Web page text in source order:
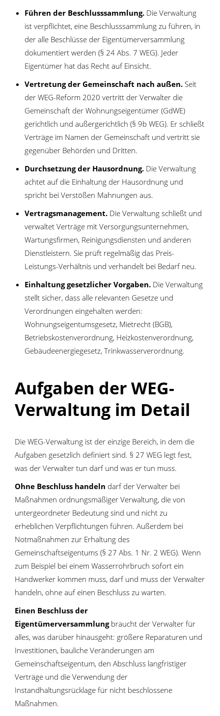
Führen der Beschlusssammlung. Die Verwaltung
ist verpflichtet, eine Beschlusssammlung zu führen, in
der alle Beschlüsse der Eigentümerversammlung
dokumentiert werden (§ 24 Abs. 7 WEG). Jeder
Eigentümer hat das Recht auf Einsicht.
Vertretung der Gemeinschaft nach außen. Seit
der WEG-Reform 2020 vertritt der Verwalter die
Gemeinschaft der Wohnungseigentümer (GdWE)
gerichtlich und außergerichtlich (§ 9b WEG). Er schließt
Verträge im Namen der Gemeinschaft und vertritt sie
gegenüber Behörden und Dritten.
Durchsetzung der Hausordnung. Die Verwaltung
achtet auf die Einhaltung der Hausordnung und
spricht bei Verstößen Mahnungen aus.
Vertragsmanagement. Die Verwaltung schließt und
verwaltet Verträge mit Versorgungsunternehmen,
Wartungsfirmen, Reinigungsdiensten und anderen
Dienstleistern. Sie prüft regelmäßig das Preis-
Leistungs-Verhältnis und verhandelt bei Bedarf neu.
Einhaltung gesetzlicher Vorgaben. Die Verwaltung
stellt sicher, dass alle relevanten Gesetze und
Verordnungen eingehalten werden:
Wohnungseigentumsgesetz, Mietrecht (BGB),
Betriebskostenverordnung, Heizkostenverordnung,
Gebäudeenergiegesetz, Trinkwasserverordnung.
Aufgaben der WEG-
Verwaltung im Detail
Die WEG-Verwaltung ist der einzige Bereich, in dem die
Aufgaben gesetzlich definiert sind. § 27 WEG legt fest,
was der Verwalter tun darf und was er tun muss.
Ohne Beschluss handeln darf der Verwalter bei
Maßnahmen ordnungsmäßiger Verwaltung, die von
untergeordneter Bedeutung sind und nicht zu
erheblichen Verpflichtungen führen. Außerdem bei
Notmaßnahmen zur Erhaltung des
Gemeinschaftseigentums (§ 27 Abs. 1 Nr. 2 WEG). Wenn
zum Beispiel bei einem Wasserrohrbruch sofort ein
Handwerker kommen muss, darf und muss der Verwalter
handeln, ohne auf einen Beschluss zu warten.
Einen Beschluss der
Eigentümerversammlungbraucht der Verwalter für
alles, was darüber hinausgeht: größere Reparaturen und
Investitionen, bauliche Veränderungen am
Gemeinschaftseigentum, den Abschluss langfristiger
Verträge und die Verwendung der
Instandhaltungsrücklage für nicht beschlossene
Maßnahmen.